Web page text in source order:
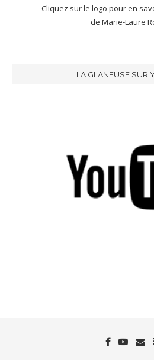
Cliquez sur le logo pour en
de Marie-Laure
LA GLANEUSE SUR